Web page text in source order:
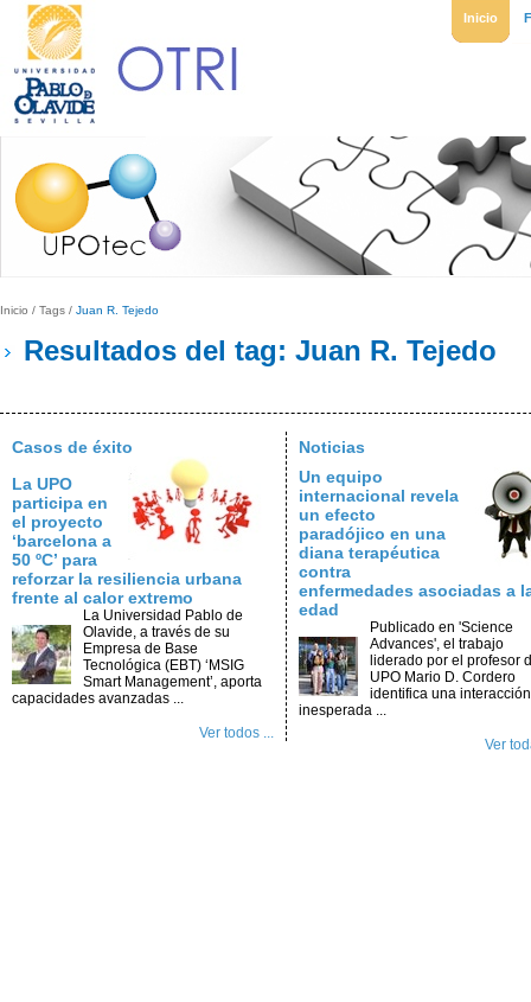
Inicio
Inicio / Tags / Juan R. Tejedo
Resultados del tag: Juan R. Tejedo
Casos de éxito
La UPO
participa en
el proyecto
‘barcelona a
50 ºC’ para
reforzar la resiliencia urbana
frente al calor extremo
La Universidad Pablo de
Olavide, a través de su
Empresa de Base
Tecnológica (EBT) ‘MSIG
Smart Management’, aporta
capacidades avanzadas ...
Ver todos ...
Noticias
Un equipo
internacional revela
un efecto
paradójico en una
diana terapéutica
contra
enfermedades asociadas a
edad
Publicado en 'Science
Advances', el trabajo
liderado por el profesor
UPO Mario D. Cordero
identifica una interacción
inesperada ...
Ver